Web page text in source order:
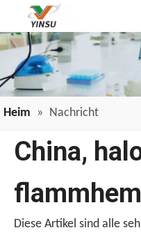
Heim » Nachricht
China,
Diese Artikel sind alle